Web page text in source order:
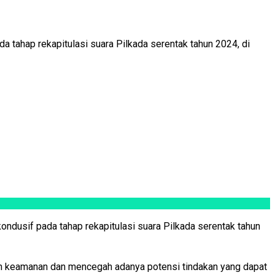
tahap rekapitulasi suara Pilkada serentak tahun 2024, di
pada tahap rekapitulasi suara Pilkada serentak tahun
dan mencegah adanya potensi tindakan yang dapat